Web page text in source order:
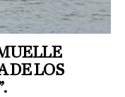
DE LOS